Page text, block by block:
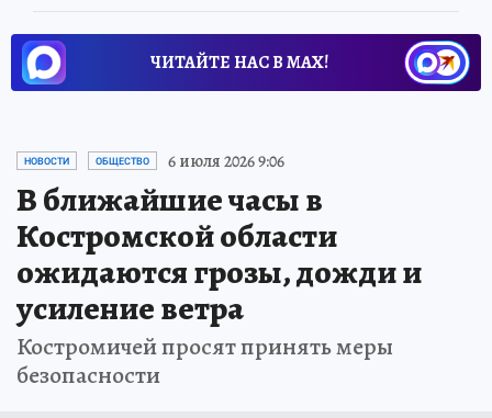
ЧИТАЙТЕ НАС В МАХ!
НОВОСТИ ОБЩЕСТВО 6 июля 2026 9:06
В ближайшие часы в
Костромской области
ожидаются грозы, дожди и
усиление ветра
Костромичей просят принять меры
безопасности